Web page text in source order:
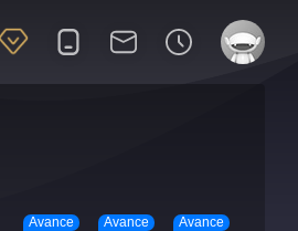
Avance Avance Avance